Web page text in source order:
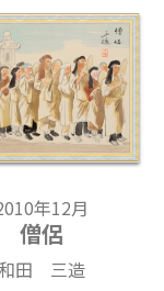
年12月
僧侶
田 三造